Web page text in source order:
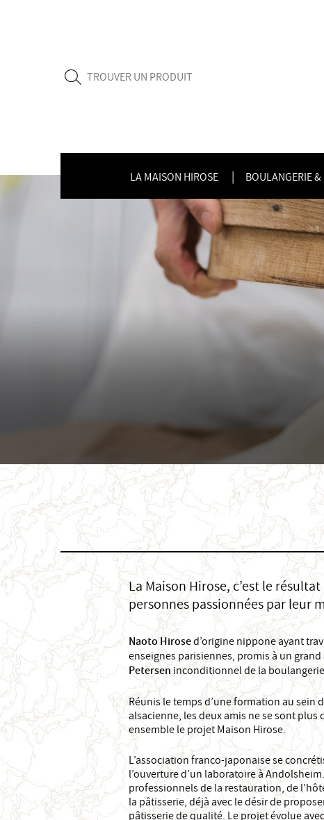
LA MAISON HIROSE BOULANGERIE &
La Maison Hirose, c’est le
personnes passionnées par leur
Naoto Hirosed’origine nippone ayant
enseignes parisiennes, promis à un
Petersen inconditionnel de la
Réunis le temps d’une formation au sein
alsacienne, les deux amis ne se sont
ensemble le projet Maison Hirose.
L’association franco-japonaise se
l’ouverture d’un laboratoire à
professionnels de la restauration, de
la pâtisserie, déjà avec le désir de
pâtisserie de qualité. Le projet évolue